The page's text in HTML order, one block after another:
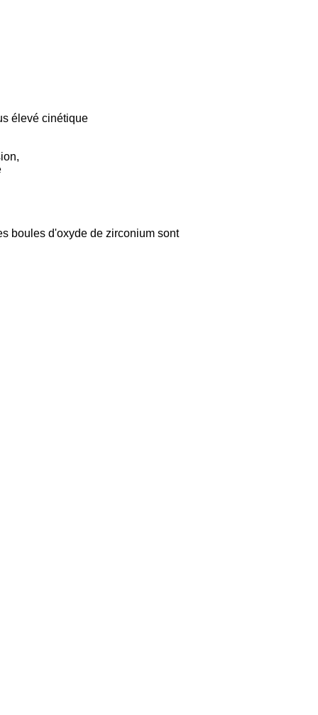
élevé cinétique
boules d'oxyde de zirconium sont